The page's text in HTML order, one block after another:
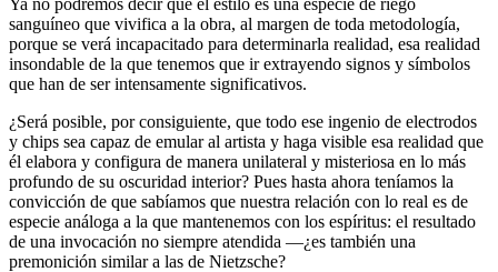
sanguíneo que vivifica a la obra, al margen de toda metodología,
porque se verá incapacitado para determinarla realidad, esa realidad
insondable de la que tenemos que ir extrayendo signos y símbolos
que han de ser intensamente significativos.
¿Será posible, por consiguiente, que todo ese ingenio de electrodos
y chips sea capaz de emular al artista y haga visible esa realidad que
él elabora y configura de manera unilateral y misteriosa en lo más
profundo de su oscuridad interior? Pues hasta ahora teníamos la
convicción de que sabíamos que nuestra relación con lo real es de
especie análoga a la que mantenemos con los espíritus: el resultado
de una invocación no siempre atendida —¿es también una
premonición similar a las de Nietzsche?